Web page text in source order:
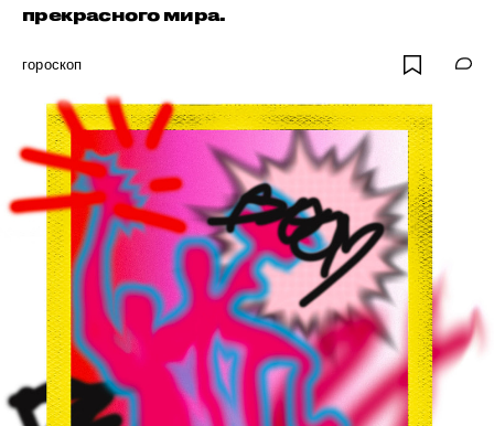
прекрасного мира.
гороскоп